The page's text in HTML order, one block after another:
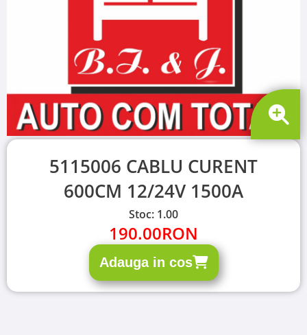
5115006 CABLU CURENT
600CM 12/24V 1500A
Stoc: 1.00
190.00RON
Adauga in cos